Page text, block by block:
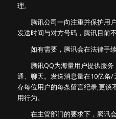
理。
腾讯公司一向注重并保护用户
发送时间与对方号码，腾讯目前不
如有需要，腾讯会在法律手续
腾讯QQ为海量用户提供服务
通、聊天。发送消息量在10亿条
存每位用户的每条留言纪录,更谈
用行为。
在主管部门的要求下，腾讯会